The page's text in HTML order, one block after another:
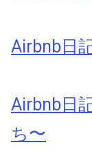
Airbnb日
Airbnb日
ち〜